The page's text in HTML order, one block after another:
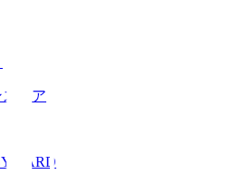
ストア
CARD